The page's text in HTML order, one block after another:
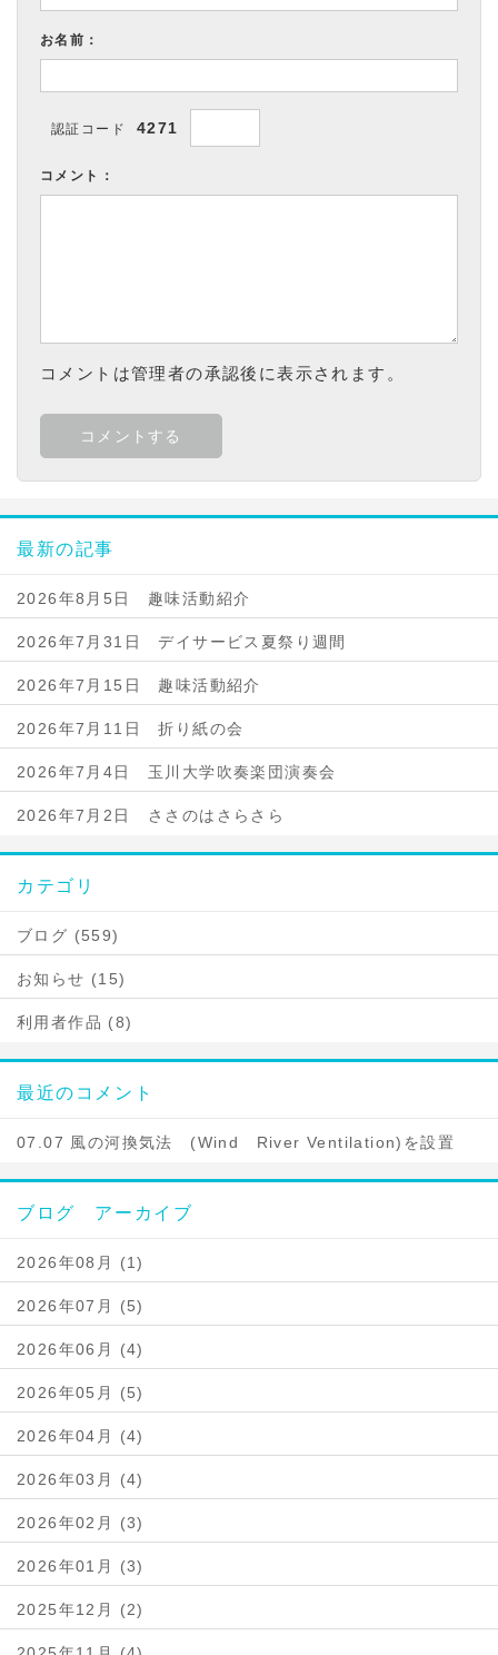
お名前：
認証コード 4271
コメント：
コメントは管理者の承認後に表示されます。
最新の記事
2026年8月5日 趣味活動紹介
2026年7月31日 デイサービス夏祭り週間
2026年7月15日 趣味活動紹介
2026年7月11日 折り紙の会
2026年7月4日 玉川大学吹奏楽団演奏会
2026年7月2日 ささのはさらさら
カテゴリ
ブログ (559)
お知らせ (15)
利用者作品 (8)
最近のコメント
07.07 風の河換気法 (Wind River Ventilation)を設置
ブログ アーカイブ
2026年08月 (1)
2026年07月 (5)
2026年06月 (4)
2026年05月 (5)
2026年04月 (4)
2026年03月 (4)
2026年02月 (3)
2026年01月 (3)
2025年12月 (2)